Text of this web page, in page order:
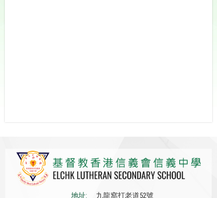
地址: 九龍窩打老道52號